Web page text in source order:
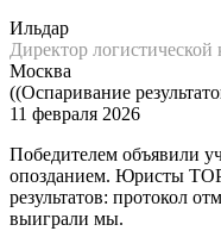
Ильдар
Директор
Москва
((Оспаривание
11 февраля 2026
Победителем объявили
опозданием. Юристы
результатов: протокол
выиграли мы.